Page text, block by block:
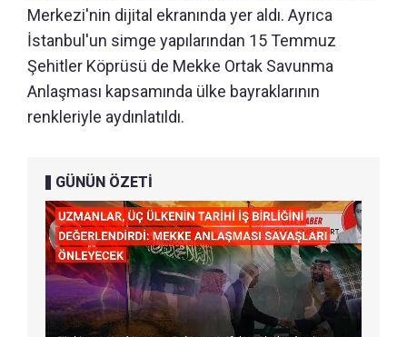
Merkezi'nin dijital ekranında yer aldı. Ayrıca
İstanbul'un simge yapılarından 15 Temmuz
Şehitler Köprüsü de Mekke Ortak Savunma
Anlaşması kapsamında ülke bayraklarının
renkleriyle aydınlatıldı.
GÜNÜN ÖZETİ